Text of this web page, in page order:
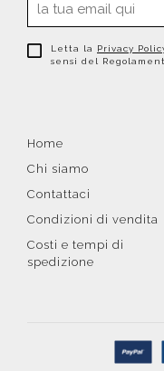
Letta la Privacy
sensi del
Home
Chi siamo
Contattaci
Condizioni di vendita
Costi e tempi di
spedizione